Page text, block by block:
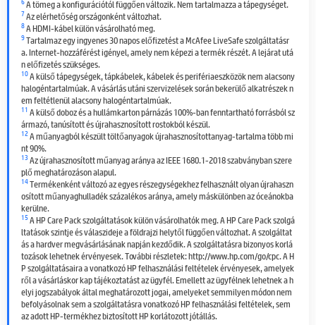
A tömeg a konfigurációtól függően változik. Nem tartalmazza a tápegységet.
7Az elérhetőség országonként változhat.
8A HDMI-kábel külön vásárolható meg.
9Tartalmaz egy ingyenes 30 napos előfizetést a McAfee LiveSafe szolgáltatásr
a. Internet-hozzáférést igényel, amely nem képezi a termék részét. A lejárat utá
n előfizetés szükséges.
10A külső tápegységek, tápkábelek, kábelek és perifériaeszközök nem alacsony
halogéntartalmúak. A vásárlás utáni szervizelések során bekerülő alkatrészek n
em feltétlenül alacsony halogéntartalmúak.
11 A külső doboz és a hullámkarton párnázás 100%-ban fenntartható forrásból sz
ármazó, tanúsított és újrahasznosított rostokból készül.
12A műanyagból készült töltőanyagok újrahasznosítottanyag-tartalma több mi
nt 90%.
13 Az újrahasznosított műanyag aránya az IEEE 1680.1-2018 szabványban szere
plő meghatározáson alapul.
14Termékenként változó az egyes részegységekhez felhasznált olyan újrahaszn
osított műanyaghulladék százalékos aránya, amely máskülönben az óceánokba
kerülne.
15A HP Care Pack szolgáltatások külön vásárolhatók meg. A HP Care Pack szolgá
ltatások szintje és válaszideje a földrajzi helytől függően változhat. A szolgáltat
ás a hardver megvásárlásának napján kezdődik. A szolgáltatásra bizonyos korlá
tozások lehetnek érvényesek. További részletek: http://www.hp.com/go/cpc. A H
P szolgáltatásaira a vonatkozó HP felhasználási feltételek érvényesek, amelyek
ről a vásárláskor kap tájékoztatást az ügyfél. Emellett az ügyfélnek lehetnek a h
elyi jogszabályok által meghatározott jogai, amelyeket semmilyen módon nem
befolyásolnak sem a szolgáltatásra vonatkozó HP felhasználási feltételek, sem
az adott HP-termékhez biztosított HP korlátozott jótállás.